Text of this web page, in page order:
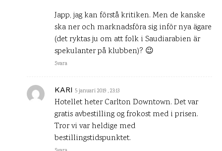
Japp, jag kan förstå kritiken. Men de kanske
ska ner och marknadsföra sig inför nya ägare
(det ryktas ju om att folk i Saudiarabien är
spekulanter på klubben)? 😉
Svara
KARI 5 januari 2019 , 23:13
Hotellet heter Carlton Downtown. Det var
gratis avbestilling og frokost med i prisen.
Tror vi var heldige med
bestillingstidspunktet.